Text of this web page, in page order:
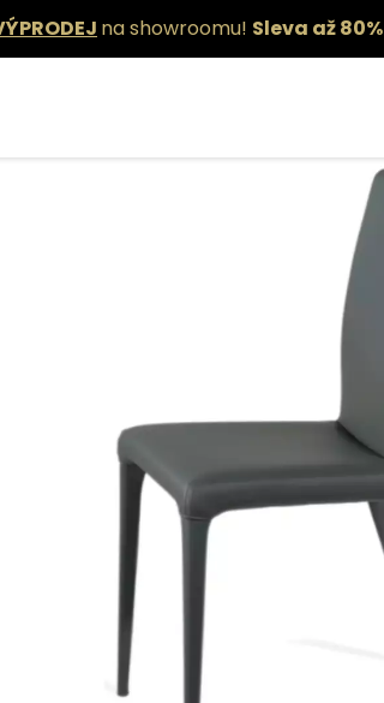
na showroomu! Sleva až 80%